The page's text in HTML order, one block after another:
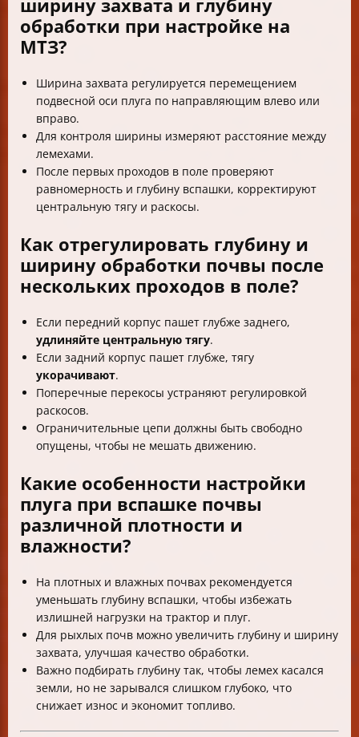
обработки при настройке на
МТЗ?
Ширина захвата регулируется перемещением
подвесной оси плуга по направляющим влево или
вправо.
Для контроля ширины измеряют расстояние между
лемехами.
После первых проходов в поле проверяют
равномерность и глубину вспашки, корректируют
центральную тягу и раскосы.
Как отрегулировать глубину и
ширину обработки почвы после
нескольких проходов в поле?
Если передний корпус пашет глубже заднего,
удлиняйте центральную тягу.
Если задний корпус пашет глубже, тягу
укорачивают.
Поперечные перекосы устраняют регулировкой
раскосов.
Ограничительные цепи должны быть свободно
опущены, чтобы не мешать движению.
Какие особенности настройки
плуга при вспашке почвы
различной плотности и
влажности?
На плотных и влажных почвах рекомендуется
уменьшать глубину вспашки, чтобы избежать
излишней нагрузки на трактор и плуг.
Для рыхлых почв можно увеличить глубину и ширину
захвата, улучшая качество обработки.
Важно подбирать глубину так, чтобы лемех касался
земли, но не зарывался слишком глубоко, что
снижает износ и экономит топливо.